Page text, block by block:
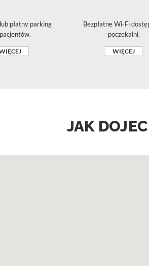
płatny parking
Bezpłatne Wi-Fi
poczekalni.
WIĘCEJ
JAK